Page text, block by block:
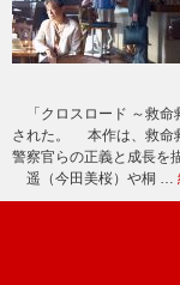
「クロスロード ～救命
された。 本作は、救命
警察官らの正義と成長を
遥（今田美桜）や桐 …